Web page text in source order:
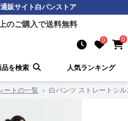
販サイト白パンストア
のご購入で送料無料
0 0
品を検索 人気ランキング
ートの一覧 › 白パンツ ストレートシ